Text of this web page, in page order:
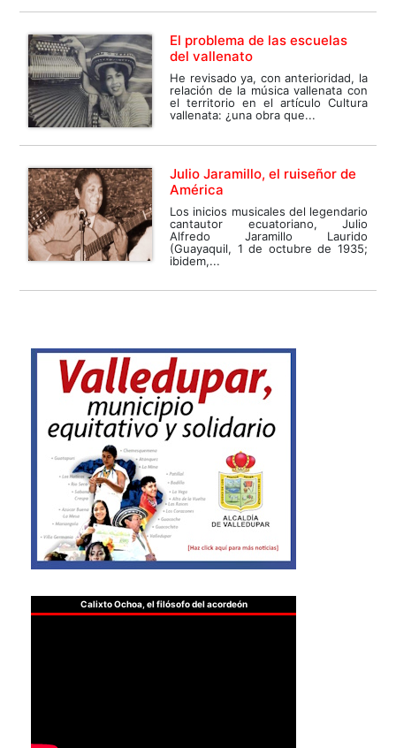
El problema de las escuelas
del vallenato
He revisado ya, con anterioridad, la
relación de la música vallenata con
el territorio en el artículo Cultura
vallenata: ¿una obra que...
Julio Jaramillo, el ruiseñor de
América
Los inicios musicales del legendario
cantautor ecuatoriano, Julio
Alfredo Jaramillo Laurido
(Guayaquil, 1 de octubre de 1935;
ibidem,...
Calixto Ochoa, el filósofo del acordeón